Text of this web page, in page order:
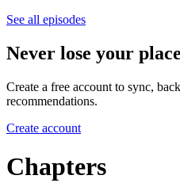
See all episodes
Never lose your
Create a free account to sync,
recommendations.
Create account
Chapters